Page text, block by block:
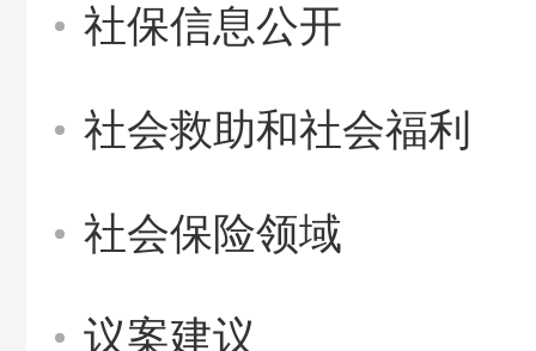
社保信息公开
社会救助和社会福利
社会保险领域
议案建议